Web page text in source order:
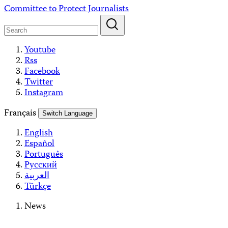
Skip
content
Committee to Protect Journalists
Youtube
Rss
Facebook
Twitter
Instagram
Français
Switch Language
English
Español
Português
Русский
العربية
Türkçe
News